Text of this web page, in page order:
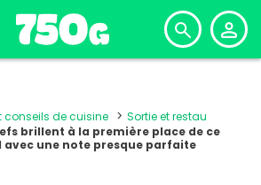
conseils de cuisine
Sortie et restau
brillent à la première place de ce
une note presque parfaite